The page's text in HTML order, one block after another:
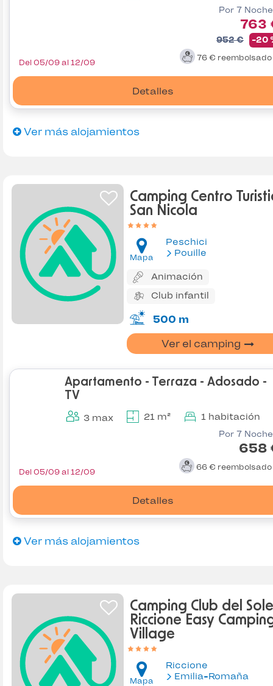
Por 7
763
952 € -20
76 € reembolsado
Detalles
Del 05/09 al 12/09
Ver más alojamientos
Camping Centro
San Nicola
Mapa
Peschici
Pouille
Animación
Club infantil
500 m
Ver el camping
Apartamento - Terraza - Adosado -
TV
3 max 21 m² 1 habitación
Por 7
658
66 € reembolsado
Detalles
Del 05/09 al 12/09
Ver más alojamientos
Camping Club del Sole
Riccione Easy
Village
Mapa
Riccione
Emilia-Romaña